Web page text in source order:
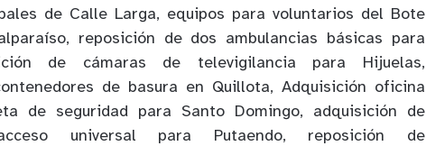
de Calle Larga, equipos para voluntarios del Bote
reposición de dos ambulancias básicas para
de cámaras de televigilancia para Hijuelas,
de basura en Quillota, Adquisición oficina
de seguridad para Santo Domingo, adquisición de
universal para Putaendo, reposición de